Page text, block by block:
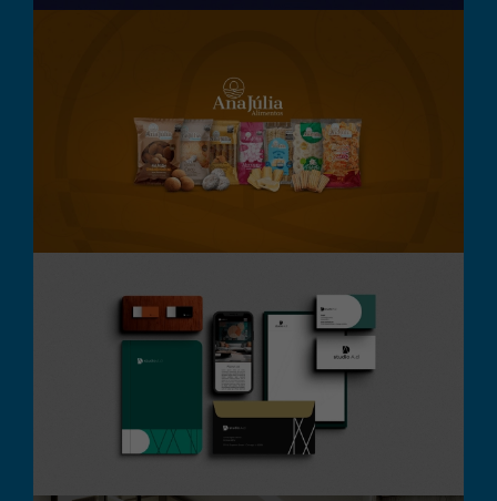
Embalagens Ana Júlia
Alimentos
Branding Design Gráfico Embalagem
Studio A.d
Design Gráfico Destaque